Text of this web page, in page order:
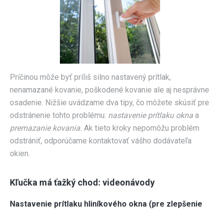
Príčinou môže byť príliš silno nastavený prítlak,
nenamazané kovanie, poškodené kovanie ale aj nesprávne
osadenie. Nižšie uvádzame dva tipy, čo môžete skúsiť pre
odstránenie tohto problému: nastavenie prítlaku okna a
premazanie kovania. Ak tieto kroky nepomôžu problém
odstrániť, odporúčame kontaktovať vášho dodávateľa
okien.
Kľučka má ťažký chod: videonávody
Nastavenie prítlaku hliníkového okna (pre zlepšenie